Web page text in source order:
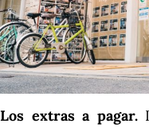
Los extras a pagar.